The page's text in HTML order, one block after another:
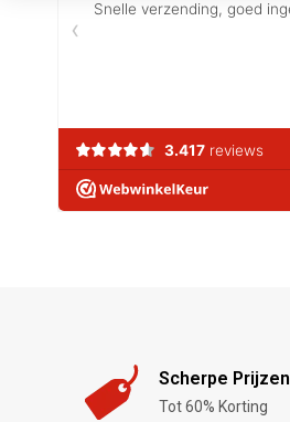
Scherpe Prijzen
Tot 60% Korting